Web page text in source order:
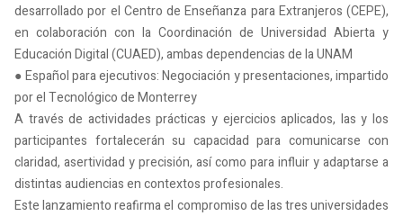
desarrollado por el Centro de Enseñanza para Extranjeros (CEPE),
en colaboración con la Coordinación de Universidad Abierta y
Educación Digital (CUAED), ambas dependencias de la UNAM
● Español para ejecutivos: Negociación y presentaciones, impartido
por el Tecnológico de Monterrey
A través de actividades prácticas y ejercicios aplicados, las y los
participantes fortalecerán su capacidad para comunicarse con
claridad, asertividad y precisión, así como para influir y adaptarse a
distintas audiencias en contextos profesionales.
Este lanzamiento reafirma el compromiso de las tres universidades